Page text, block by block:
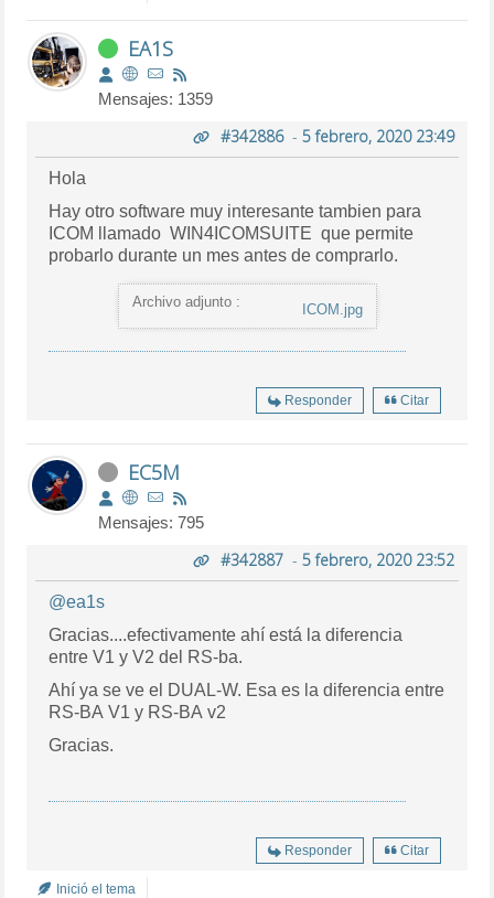
EA1S
Mensajes: 1359
#342886- 5 febrero, 2020 23:49
Hola
Hay otro software muy interesante tambien para
ICOM llamado WIN4ICOMSUITE que permite
probarlo durante un mes antes de comprarlo.
Archivo adjunto : ICOM.jpg
Responder Citar
EC5M
Mensajes: 795
#342887- 5 febrero, 2020 23:52
@ea1s
Gracias....efectivamente ahí está la diferencia
entre V1 y V2 del RS-ba.
Ahí ya se ve el DUAL-W. Esa es la diferencia entre
RS-BA V1 y RS-BA v2
Gracias.
Responder Citar
Inició el tema